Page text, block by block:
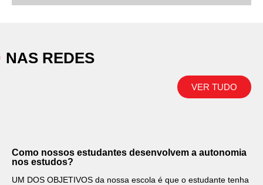
NAS REDES
VER TUDO
Como nossos estudantes desenvolvem a autonomia
nos estudos?
UM DOS OBJETIVOS da nossa escola é que o estudante tenha